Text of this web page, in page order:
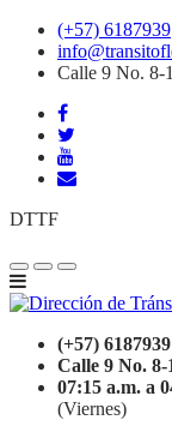
(+57) 6187939
Calle 9 No. 8-
DTTF
(+57) 6187939
Calle 9 No. 8-
07:15 a.m. a
(Viernes)